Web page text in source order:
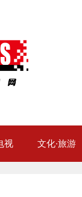
视 文化·旅游